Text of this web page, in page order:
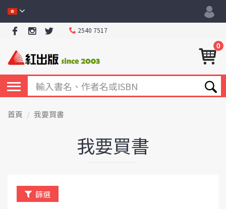
2540 7517
0
首頁 我要買書
我要買書
篩選